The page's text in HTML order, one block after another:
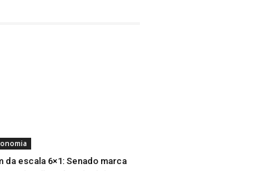
da escala 6×1: Senado marca